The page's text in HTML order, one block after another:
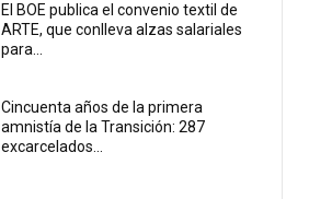
El BOE publica el convenio textil de
ARTE, que conlleva alzas salariales
para...
Cincuenta años de la primera
amnistía de la Transición: 287
excarcelados...